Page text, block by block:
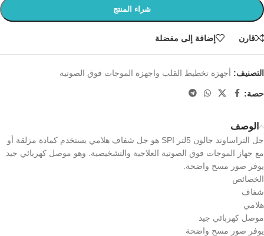
شراء المنتج
قارن إضافة إلى مفضلة
التصنيف: أجهزة تخطيط القلب واجهزة الموجات فوق الصوتية
حصة:
الوصف
جل التراساوند جالون 5لتر SPI هو جل شفاف هلامي يستخدم كمادة مزلقة أو
مع جهاز الموجات فوق الصوتية العلاجية والتشخيصية. وهو موصل كهربائي جيد
يوفر صور مسح واضحة.
الخصائص
شفاف
هلامي
موصل كهربائي جيد
يوفر صور مسح واضحة